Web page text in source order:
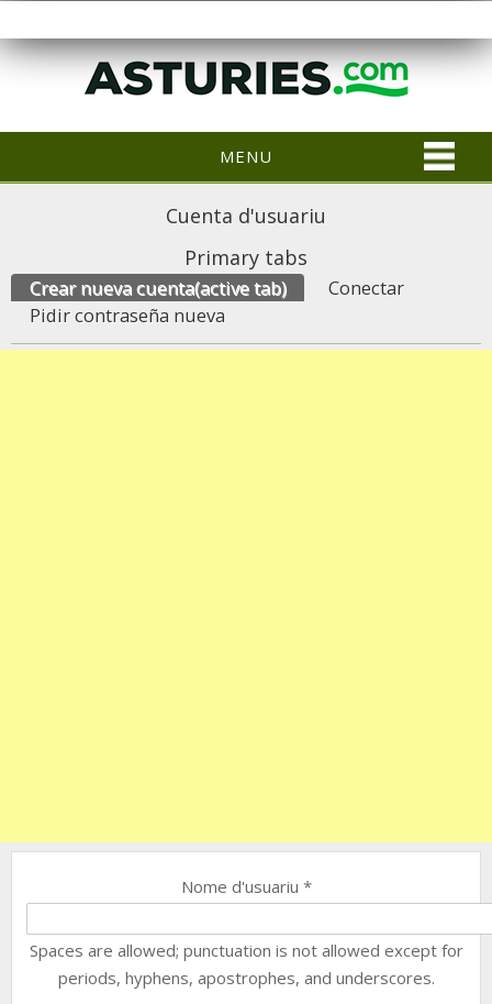
MENU
Cuenta d'usuariu
Primary tabs
Crear nueva cuenta(active tab)
Conectar
Pidir contraseña nueva
Nome d'usuariu *
Spaces are allowed; punctuation is not allowed except for
periods, hyphens, apostrophes, and underscores.